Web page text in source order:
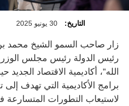
التاريخ: 30 يونيو 2025
زار صاحب السمو الشيخ محمد
رئيس الدولة رئيس مجلس
الله”، أكاديمية الاقتصاد
برامج الأكاديمية التي تهدف
لاستيعاب التطورات المتسارعة